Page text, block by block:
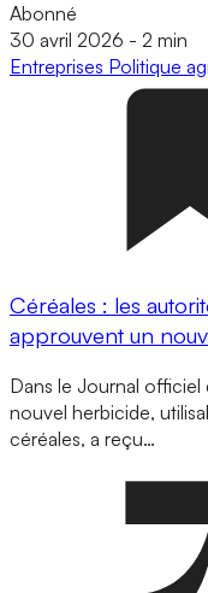
Abonné
30 avril 2026 - 2 min
Entreprises Politique
Céréales : les
approuvent un
Dans le Journal officiel
nouvel herbicide,
céréales, a reçu…